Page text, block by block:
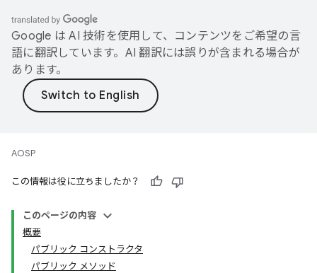
Google は AI 技術を使用して、コンテンツをご希望の言
語に翻訳しています。AI 翻訳には誤りが含まれる場合が
あります。
AOSP
この情報は役に立ちましたか？
このページの内容
概要
パブリック コンストラクタ
パブリック メソッド